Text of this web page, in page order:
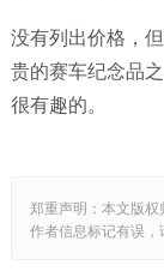
没有列出价格，
贵的赛车纪念品
很有趣的。
郑重声明：本文版
作者信息标记有误，